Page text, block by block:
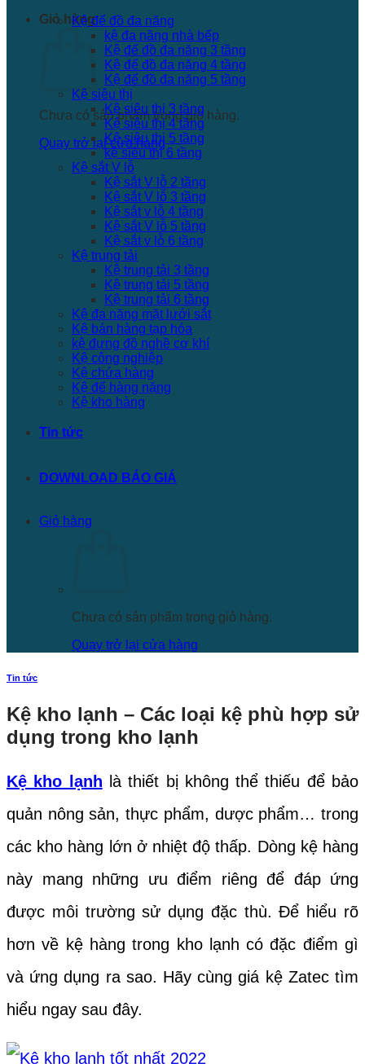
Giỏ hàng
Chưa có sản phẩm trong giỏ hàng.
Quay trở lại cửa hàng
Kệ để đồ đa năng
kệ đa năng nhà bếp
Kệ để đồ đa năng 3 tầng
Kệ để đồ đa năng 4 tầng
Kệ để đồ đa năng 5 tầng
Kệ siêu thị
Kệ siêu thị 3 tầng
Kệ siêu thị 4 tầng
Kệ siêu thị 5 tầng
kệ siêu thị 6 tầng
Kệ sắt V lỗ
Kệ sắt V lỗ 2 tầng
Kệ sắt V lỗ 3 tầng
Kệ sắt v lỗ 4 tầng
Kệ sắt V lỗ 5 tầng
Kệ sắt v lỗ 6 tầng
Kệ trung tải
Kệ trung tải 3 tầng
Kệ trung tải 5 tầng
Kệ trung tải 6 tầng
Kệ đa năng mặt lưới sắt
Kệ bán hàng tạp hóa
kệ đựng đồ nghề cơ khí
Kệ công nghiệp
Kệ chứa hàng
Kệ để hàng nặng
Kệ kho hàng
Tin tức
DOWNLOAD BÁO GIÁ
Giỏ hàng
Chưa có sản phẩm trong giỏ hàng.
Quay trở lại cửa hàng
Tin tức
Kệ kho lạnh – Các loại kệ phù hợp sử
dụng trong kho lạnh
Kệ kho lạnh là thiết bị không thể thiếu để bảo
quản nông sản, thực phẩm, dược phẩm… trong
các kho hàng lớn ở nhiệt độ thấp. Dòng kệ hàng
này mang những ưu điểm riêng để đáp ứng
được môi trường sử dụng đặc thù. Để hiểu rõ
hơn về kệ hàng trong kho lạnh có đặc điểm gì
và ứng dụng ra sao. Hãy cùng giá kệ Zatec tìm
hiểu ngay sau đây.